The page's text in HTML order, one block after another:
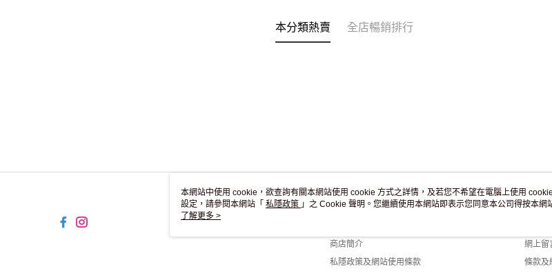
本分類熱賣 全店暢銷排行
關於我們
商店簡介
私隱政策及網站使用條款
客戶
網上留
條款及
本網站中使用 cookie，欲查詢有關本網站使用 cookie 方式之詳情，及若您不希望在電腦上使用
設定，請參閱本網站「 私隱政策 」之 Cookie 聲明。您繼續使用本網站即表示您同意本公司得按本網
用 cookie。
了解更多 >